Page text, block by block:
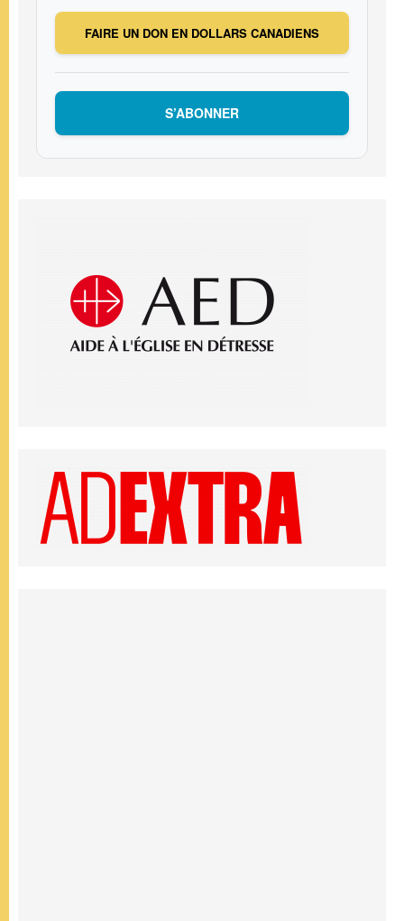
FAIRE UN DON EN DOLLARS CANADIENS
S’ABONNER